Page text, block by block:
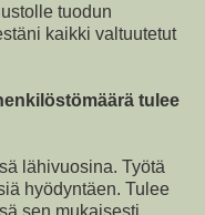
tuodun
kaikki valtuutetut
tulee
lähivuosina. Työtä
hyödyntäen. Tulee
sen mukaisesti.